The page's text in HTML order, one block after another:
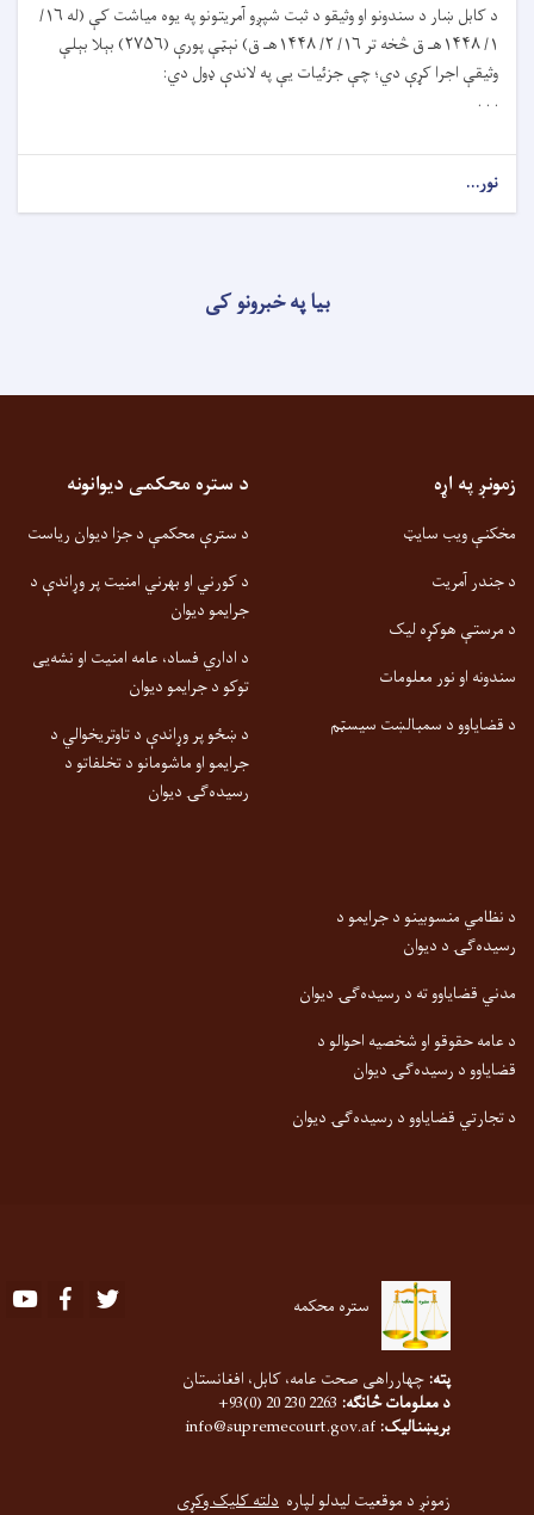
د کابل ښار د سندونو او وثيقو د ثبت شپږو آمريتونو په يوه مياشت کې (له ۱۶/
۱/ ۱۴۴۸هـ ق څخه تر ۱۶/ ۲/ ۱۴۴۸هـ ق) نېټې پورې (۲۷۵۶) بېلا بېلې
وثيقې اجرا کړې دي؛ چې جزئيات يې په لاندې ډول دي:
. . .
نور...
بیا په خبرونو کی
زمونږ په اړه
مخکنې ویب سایټ
د جندر آمریت
د مرستې هوکړه لیک
سندونه او نور معلومات
د قضایاوو د سمبالښت سیسټم
د ستره محکمی دیوانونه
د سترې محکمې د جزا دیوان ریاست
د کورني او بهرني امنیت پر وړاندې د
جرایمو دیوان
د اداري فساد، عامه امنیت او نشه‌یی
توکو د جرایمو دیوان
د ښځو پر وړاندې د تاوتریخوالي د
جرایمو او ماشومانو د تخلفاتو د
رسیده‌ګۍ دیوان
د نظامي منسوبینو د جرایمو د
رسیده‌ګۍ د دیوان
مدني قضایاوو ته د رسیده‌ګۍ دیوان
د عامه حقوقو او شخصیه احوالو د
قضایاوو د رسیده‌ګۍ دیوان
د تجارتي قضایاوو د رسیده‌ګۍ دیوان
ستره محکمه Youtube Facebook
پته: چهارراهی صحت عامه، کابل، افغانستان
د معلومات څانګه: 2263 230 20 (0)93+
بریښنالیک: info@supremecourt.gov.af
زمونږ د موقعیت لیدلو لپاره دلته کلیک وکړی